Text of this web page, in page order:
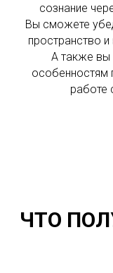
сознание
Вы сможете
пространство
А также вы
особенностям
работе
ЧТО